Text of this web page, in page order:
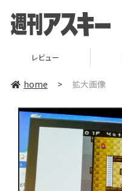
レビュー
home > 拡大画像